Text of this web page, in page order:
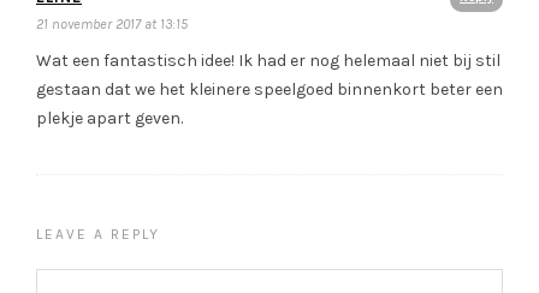
21 november 2017 at 13:15
Wat een fantastisch idee! Ik had er nog helemaal niet bij stil
gestaan dat we het kleinere speelgoed binnenkort beter een
plekje apart geven.
LEAVE A REPLY